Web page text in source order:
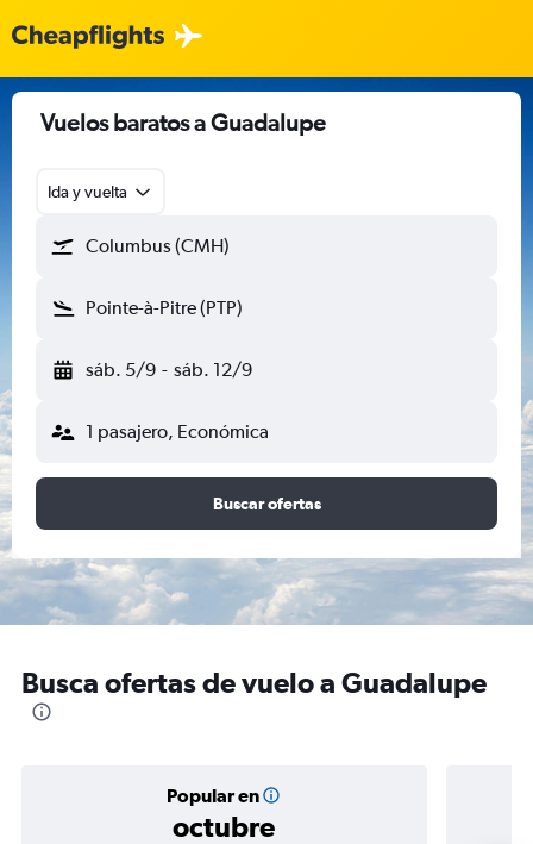
Vuelos baratos a Guadalupe
Ida y vuelta
Columbus (CMH)
Pointe-à-Pitre (PTP)
sáb. 5/9 - sáb. 12/9
1 pasajero, Económica
Buscar ofertas
Busca ofertas de vuelo a Guadalupe
Popular en
octubre